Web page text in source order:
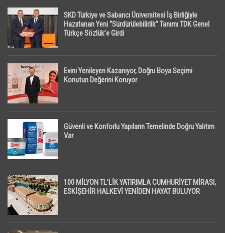
SKD Türkiye ve Sabancı Üniversitesi İş Birliğiyle
Hazırlanan Yeni “Sürdürülebilirlik” Tanımı TDK Genel
Türkçe Sözlük’e Girdi
Evini Yenileyen Kazanıyor, Doğru Boya Seçimi
Konutun Değerini Koruyor
Güvenli ve Konforlu Yapıların Temelinde Doğru Yalıtım
Var
100 MİLYON TL’LİK YATIRIMLA CUMHURİYET MİRASI,
ESKİŞEHİR HALKEVİ YENİDEN HAYAT BULUYOR